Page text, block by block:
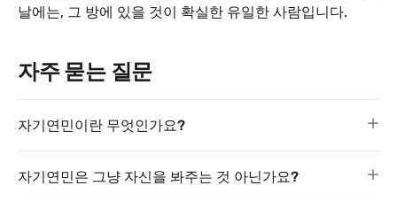
날에는, 그 방에 있을 것이 확실한 유일한 사람입니다.
자주 묻는 질문
자기연민이란 무엇인가요?
자기연민은 그냥 자신을 봐주는 것 아닌가요?